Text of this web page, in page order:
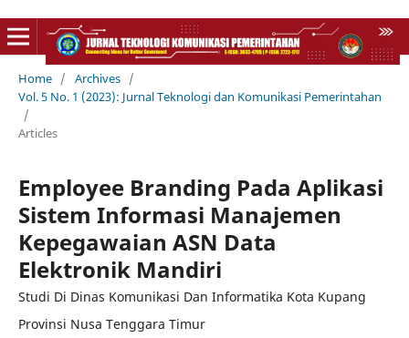
Home / Archives /
Vol. 5 No. 1 (2023): Jurnal Teknologi dan Komunikasi Pemerintahan
/
Articles
Employee Branding Pada Aplikasi
Sistem Informasi Manajemen
Kepegawaian ASN Data
Elektronik Mandiri
Studi Di Dinas Komunikasi Dan Informatika Kota Kupang
Provinsi Nusa Tenggara Timur